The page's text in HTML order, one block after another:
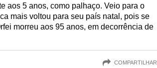
aos 5 anos, como palhaço. Veio para o
mais voltou para seu país natal, pois se
morreu aos 95 anos, em decorrência de
COMPARTILHAR